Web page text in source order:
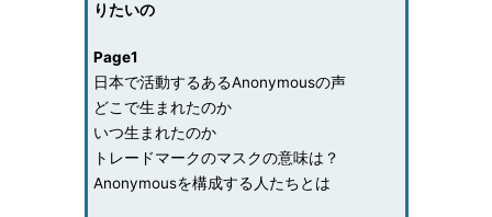
りたいの
Page1
日本で活動するあるAnonymousの声
どこで生まれたのか
いつ生まれたのか
トレードマークのマスクの意味は？
Anonymousを構成する人たちとは